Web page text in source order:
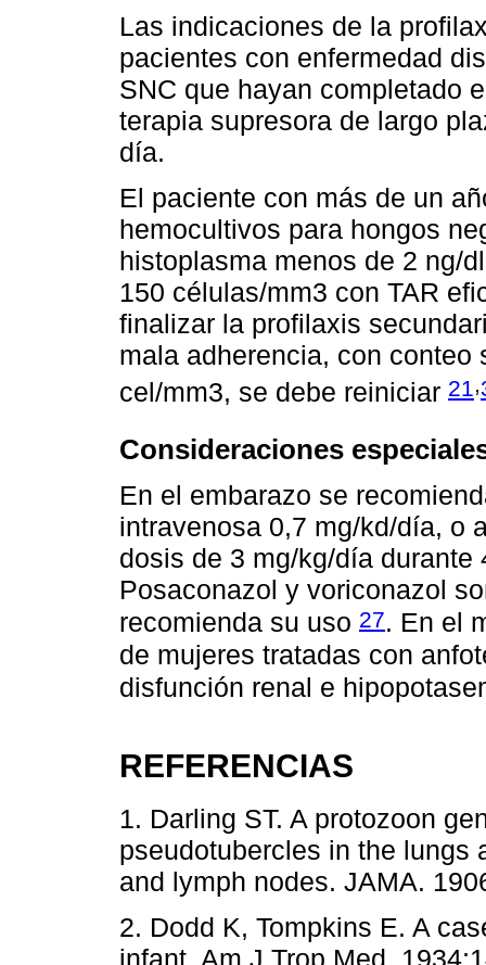
Las indicaciones de la
pacientes con enfermedad
SNC que hayan completado
terapia supresora de largo
día.
El paciente con más de un
hemocultivos para hongos
histoplasma menos de 2 ng/
150 células/mm3 con TAR
finalizar la profilaxis
mala adherencia, con conteo
cel/mm3, se debe reiniciar 21,
Consideraciones
En el embarazo se
intravenosa 0,7 mg/kd/día, o
dosis de 3 mg/kg/día
Posaconazol y voriconazol
recomienda su uso 27. En el
de mujeres tratadas con
disfunción renal e
REFERENCIAS
1. Darling ST. A protozoon
pseudotubercles in the lungs
and lymph nodes. JAMA.
2. Dodd K, Tompkins E. A
infant. Am J Trop Med.